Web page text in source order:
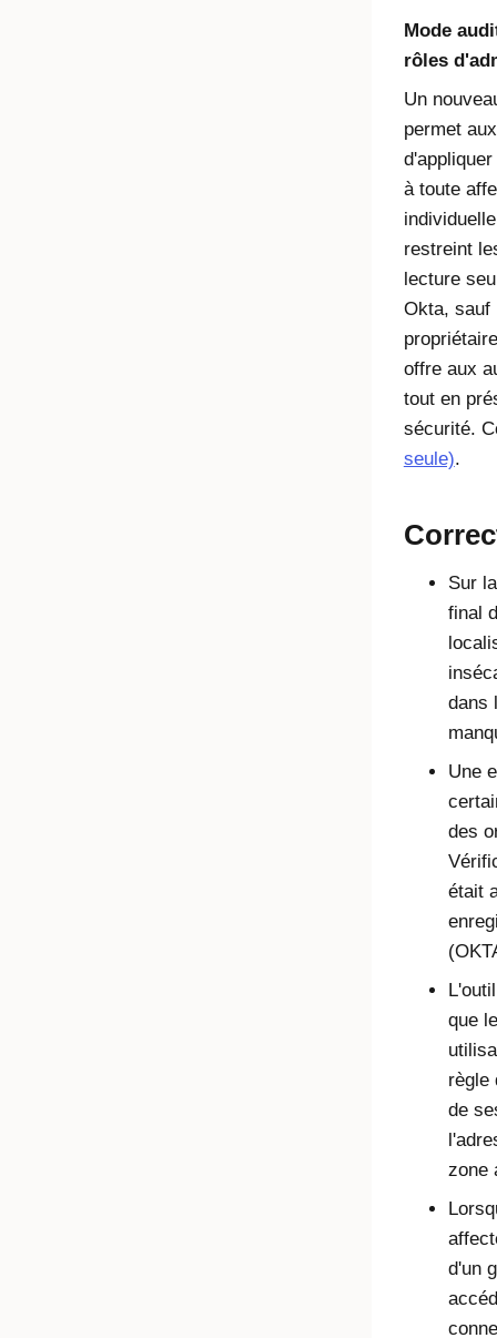
Mode
rôles
Un
permet
à toute
restreint
lecture
Okta, sauf
offre aux
tout en
sécurité.
seule).
Sur
final
dans
Une
des
était
que
règle
de
zone
d'un